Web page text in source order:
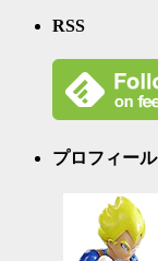
RSS
プロフィール